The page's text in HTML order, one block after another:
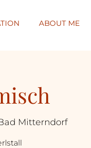
ABOUT ME
Mitterndorf